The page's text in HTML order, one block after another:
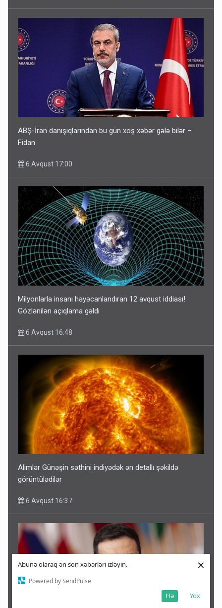
Abunə olaraq ən son xəbərləri izləyin.
Powered by SendPulse
Yox
Hə
×
ABŞ-İran danışıqlarından bu gün xoş xəbər gələ bilər –
Fidan
6 Avqust 17:00
Milyonlarla insanı həyəcanlandıran 12 avqust iddiası!
Gözlənilən açıqlama gəldi
6 Avqust 16:48
Alimlər Günəşin səthini indiyədək ən detallı şəkildə
görüntülədilər
6 Avqust 16:37